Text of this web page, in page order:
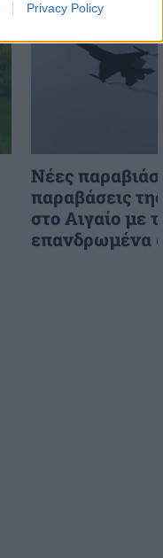
Privacy Policy
Νέες
παραβάσεις
στο Αιγαίο με
επανδρωμένα